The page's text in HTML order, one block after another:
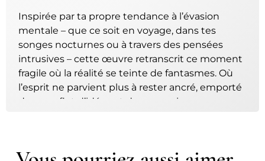
Inspirée par ta propre tendance à l’évasion
mentale – que ce soit en voyage, dans tes
songes nocturnes ou à travers des pensées
intrusives – cette œuvre retranscrit ce moment
fragile où la réalité se teinte de fantasmes. Où
l’esprit ne parvient plus à rester ancré, emporté
dans un flot d’idées et de connexions
connexions neuronales
, formant un maillage